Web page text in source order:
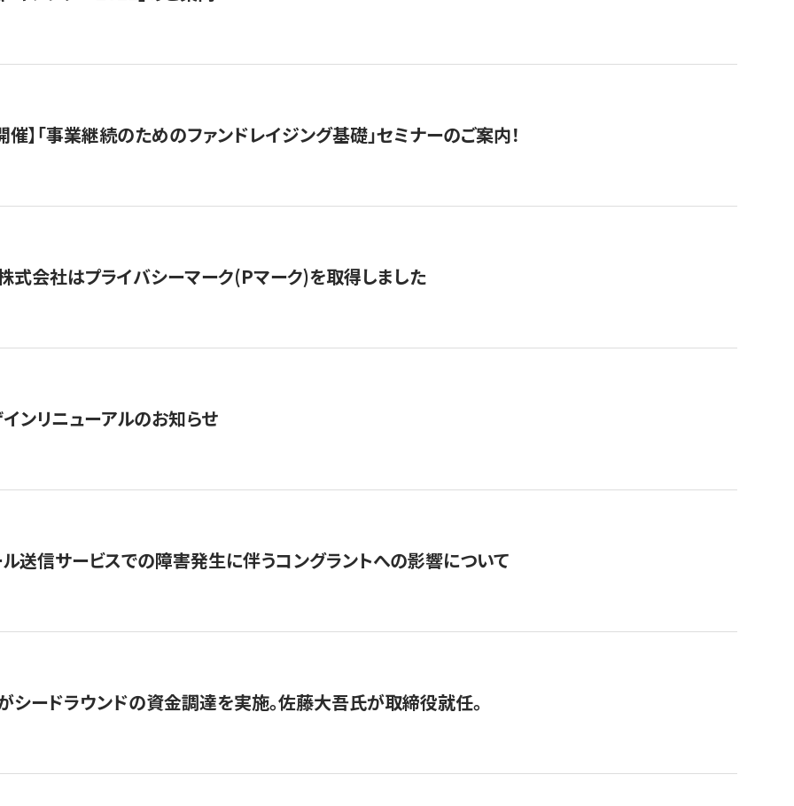
催】「事業継続のためのファンドレイジング基礎」セミナーのご案内！
式会社はプライバシーマーク(Pマーク)を取得しました
ンリニューアルのお知らせ
ル送信サービスでの障害発生に伴うコングラントへの影響について
シードラウンドの資金調達を実施。佐藤大吾氏が取締役就任。